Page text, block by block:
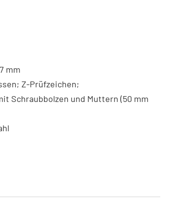
mm
Z-Prüfzeichen;
Schraubbolzen und Muttern (50 mm